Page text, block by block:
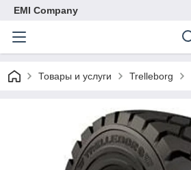
EMI Company
Товары и услуги Trelleborg